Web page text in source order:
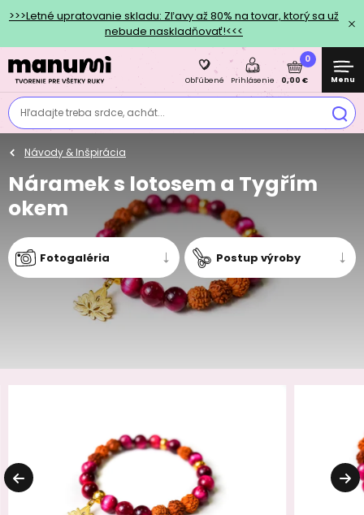
>>>Letné upratovanie skladu: Zľavy až 80% na tovar, ktorý sa už
nebude naskladňovať!<<<
Hľadajte treba srdce, achát...
Obľúbené Prihlásenie
0
0,00 € Menu
Návody & Inšpirácia
Náramek s lotosem a Tygřím
okem
Fotogaléria Postup výroby